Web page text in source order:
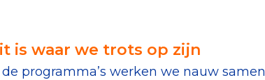
is waar we trots op zijn
de programma’s werken we nauw samen